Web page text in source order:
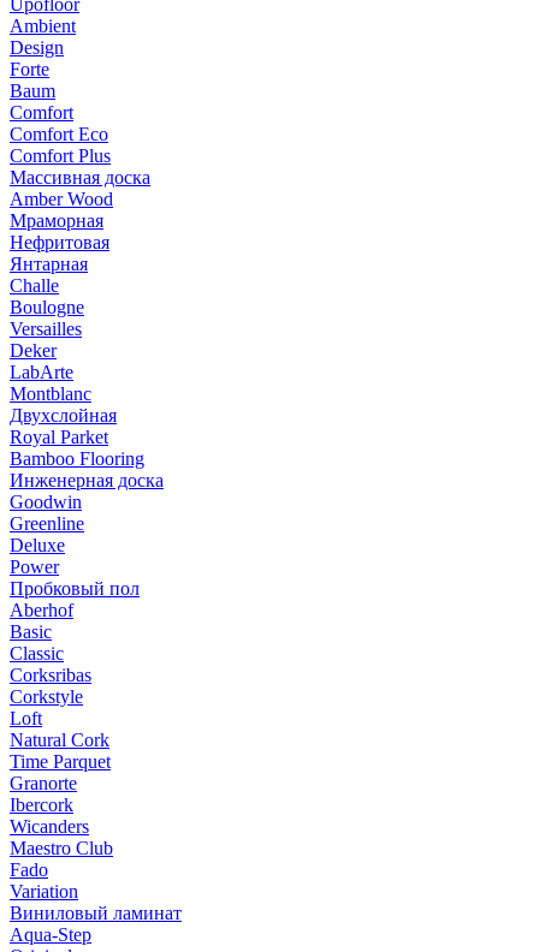
Upofloor
Ambient
Design
Forte
Baum
Comfort
Comfort Eco
Comfort Plus
Массивная доска
Amber Wood
Мраморная
Нефритовая
Янтарная
Challe
Boulogne
Versailles
Deker
LabArte
Montblanc
Двухслойная
Royal Parket
Bamboo Flooring
Инженерная доска
Goodwin
Greenline
Deluxe
Power
Пробковый пол
Aberhof
Basic
Classic
Corksribas
Corkstyle
Loft
Natural Cork
Time Parquet
Granorte
Ibercork
Wicanders
Мaestro Club
Fado
Variation
Виниловый ламинат
Aqua-Step